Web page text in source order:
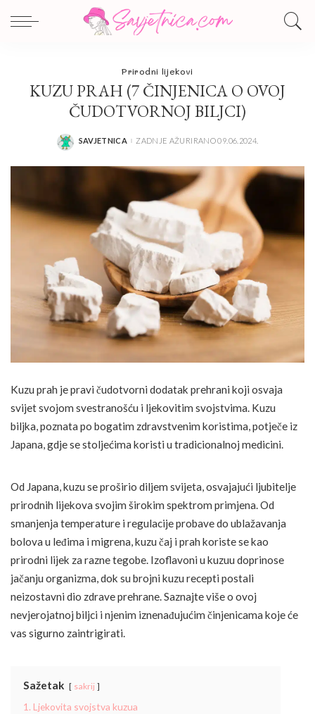
Prirodni lijekovi
KUZU PRAH (7 ČINJENICA O OVOJ
ČUDOTVORNOJ BILJCI)
POSTED
SAVJETNICA ZADNJE AŽURIRANO 09.06.2024.
Kuzu prah je pravi čudotvorni dodatak prehrani koji osvaja
svijet svojom svestranošću i ljekovitim svojstvima. Kuzu
biljka, poznata po bogatim zdravstvenim koristima, potječe iz
Japana, gdje se stoljećima koristi u tradicionalnoj medicini.
Od Japana, kuzu se proširio diljem svijeta, osvajajući ljubitelje
prirodnih lijekova svojim širokim spektrom primjena. Od
smanjenja temperature i regulacije probave do ublažavanja
bolova u leđima i migrena, kuzu čaj i prah koriste se kao
prirodni lijek za razne tegobe. Izoflavoni u kuzuu doprinose
jačanju organizma, dok su brojni kuzu recepti postali
neizostavni dio zdrave prehrane. Saznajte više o ovoj
nevjerojatnoj biljci i njenim iznenađujućim činjenicama koje će
vas sigurno zaintrigirati.
Sažetak sakrij
1. Ljekovita svojstva kuzua